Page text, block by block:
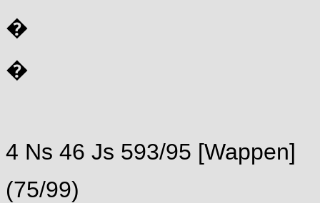
�
�
4 Ns 46 Js 593/95 [Wappen]
(75/99)